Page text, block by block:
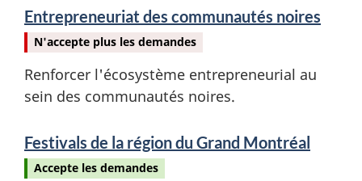
Entrepreneuriat des communautés noires
N'accepte plus les demandes
Renforcer l'écosystème entrepreneurial au
sein des communautés noires.
Festivals de la région du Grand Montréal
Accepte les demandes